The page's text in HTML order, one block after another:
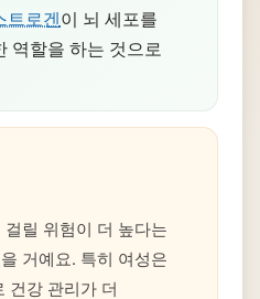
트로겐이 뇌 세포를
역할을 하는 것으로
릴 위험이 더 높다는
거예요. 특히 여성은
건강 관리가 더